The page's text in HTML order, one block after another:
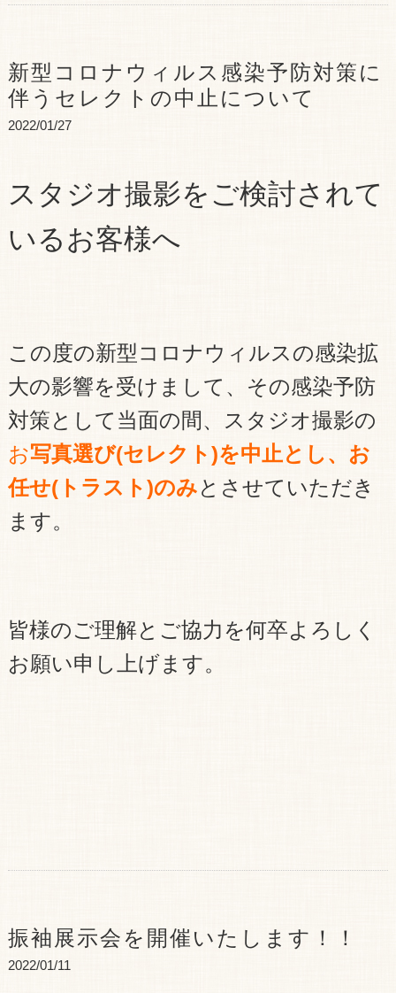
新型コロナウィルス感染予防対策に
伴うセレクトの中止について
2022/01/27
スタジオ撮影をご検討されて
いるお客様へ
この度の新型コロナウィルスの感染拡
大の影響を受けまして、その感染予防
対策として当面の間、スタジオ撮影の
お写真選び(セレクト)を中止とし、お
任せ(トラスト)のみとさせていただき
ます。
皆様のご理解とご協力を何卒よろしく
お願い申し上げます。
振袖展示会を開催いたします！！
2022/01/11